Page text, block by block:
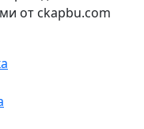
от ckapbu.com